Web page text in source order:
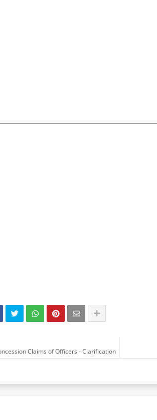
Claims of Officers - Clarification